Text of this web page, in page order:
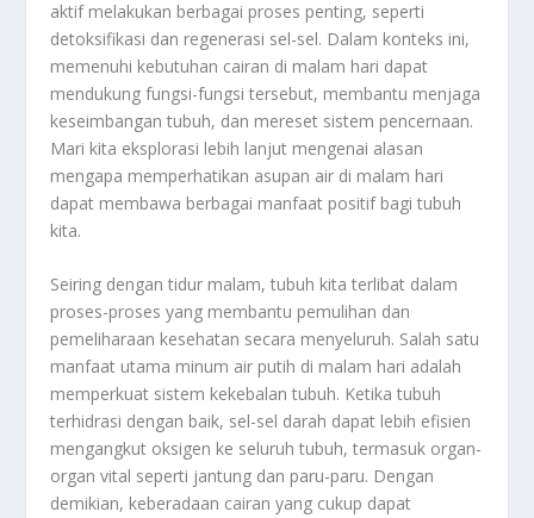
aktif melakukan berbagai proses penting, seperti
detoksifikasi dan regenerasi sel-sel. Dalam konteks ini,
memenuhi kebutuhan cairan di malam hari dapat
mendukung fungsi-fungsi tersebut, membantu menjaga
keseimbangan tubuh, dan mereset sistem pencernaan.
Mari kita eksplorasi lebih lanjut mengenai alasan
mengapa memperhatikan asupan air di malam hari
dapat membawa berbagai manfaat positif bagi tubuh
kita.
Seiring dengan tidur malam, tubuh kita terlibat dalam
proses-proses yang membantu pemulihan dan
pemeliharaan kesehatan secara menyeluruh. Salah satu
manfaat utama minum air putih di malam hari adalah
memperkuat sistem kekebalan tubuh. Ketika tubuh
terhidrasi dengan baik, sel-sel darah dapat lebih efisien
mengangkut oksigen ke seluruh tubuh, termasuk organ-
organ vital seperti jantung dan paru-paru. Dengan
demikian, keberadaan cairan yang cukup dapat